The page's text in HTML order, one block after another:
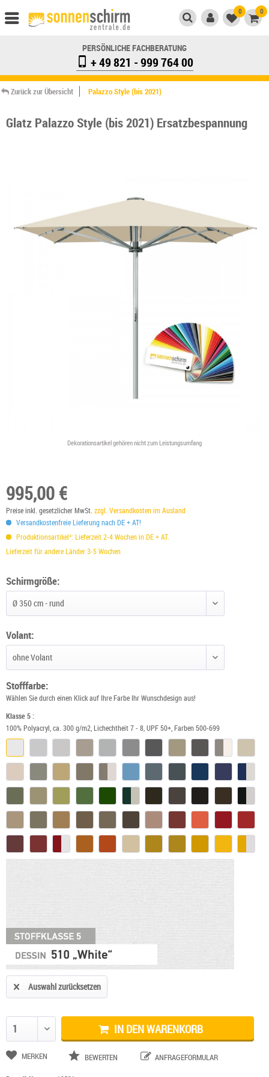
0 0
PERSÖNLICHE FACHBERATUNG
+ 49 821 - 999 764 00
Zurück zur Übersicht Palazzo Style (bis 2021)
Glatz Palazzo Style (bis 2021) Ersatzbespannung
Dekorationsartikel gehören nicht zum Leistungsumfang
995,00 €
Preise inkl. gesetzlicher MwSt. zzgl. Versandkosten im Ausland
Versandkostenfreie Lieferung nach DE + AT!
Produktionsartikel⁴: Lieferzeit 2-4 Wochen in DE + AT.
Lieferzeit für andere Länder 3-5 Wochen
Schirmgröße:
Volant:
Stofffarbe:
Wählen Sie durch einen Klick auf Ihre Farbe Ihr Wunschdesign aus!
Klasse 5 :
100% Polyacryl, ca. 300 g/m2, Lichechtheit 7 - 8, UPF 50+, Farben 500-699
Auswahl zurücksetzen
IN DEN WARENKORB
MERKEN BEWERTEN ANFRAGEFORMULAR